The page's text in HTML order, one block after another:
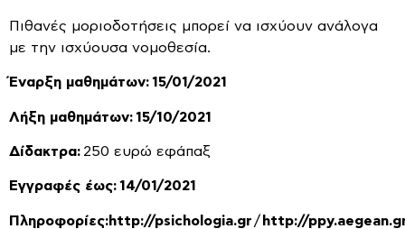
Πιθανές μοριοδοτήσεις μπορεί να ισχύουν ανάλογα
με την ισχύουσα νομοθεσία.
Έναρξη μαθημάτων:15/01/2021
Λήξη μαθημάτων:15/10/2021
Δίδακτρα: 250 ευρώ εφάπαξ
Εγγραφές έως:14/01/2021
Πληροφορίες:http://psichologia.gr / http://